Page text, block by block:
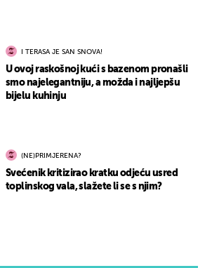
I TERASA JE SAN SNOVA!
U ovoj raskošnoj kući s bazenom pronašli
smo najelegantniju, a možda i najljepšu
bijelu kuhinju
(NE)PRIMJERENA?
Svećenik kritizirao kratku odjeću usred
toplinskog vala, slažete li se s njim?